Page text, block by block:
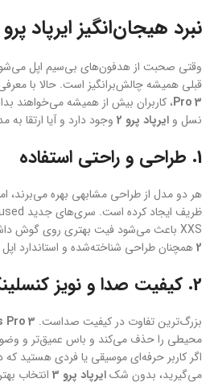
نبرد هیجان‌انگیز ایرپاد پرو 3 و ایرپاد پرو 2
وقتی صحبت از هدفون‌های بی‌سیم اپل
قبلی همیشه چالش‌برانگیز است. حالا با
Pro 3، کاربران بیش از همیشه می‌خواهند
نسل و ایرپاد پرو 2 وجود دارد و آیا ارتقا
1. طراحی و راحتی استفاده
هر دو مدل از طراحی مشابهی بهره می‌برند،
XXS باعث می‌شود فیت بهتری روی گوش داشته باشند. در مقابل،
2همچنان طراحی شناخته‌شده و استاندارد
2. کیفیت صدا و نویز کنسلینگ
بزرگ‌ترین تفاوت در کیفیت صداست. Pro 3
محیطی را حذف می‌کند و باس عمیق‌تر و
اگر کاربر حرفه‌ای موسیقی یا فردی هستید
می‌گیرید، بدون شکایرپاد پرو 3 انتخاب